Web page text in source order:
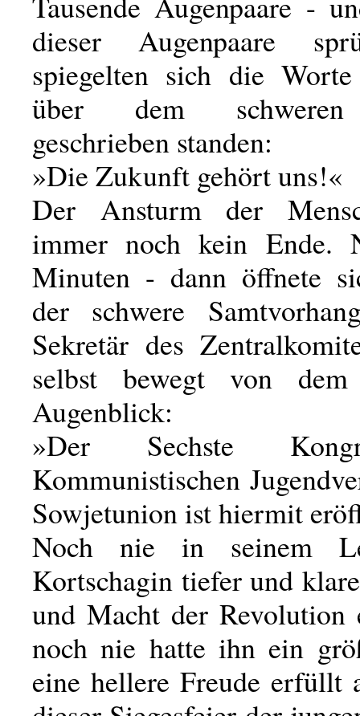
dieser Augenpaare
spiegelten sich die
über dem schweren
geschrieben standen:
»Die Zukunft gehört uns!«
Der Ansturm der
immer noch kein Ende.
Minuten - dann öffnete
der schwere
Sekretär des
selbst bewegt von dem
Augenblick:
»Der Sechste
Kommunistischen
Sowjetunion ist hiermit
Noch nie in seinem
Kortschagin tiefer und
und Macht der Revolution
noch nie hatte ihn ein
eine hellere Freude erfüllt